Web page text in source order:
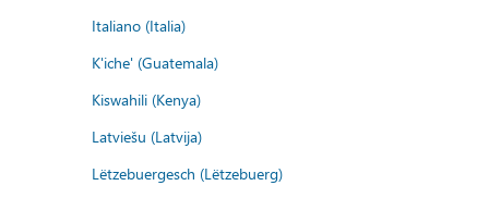
Italiano (Italia)
K'iche' (Guatemala)
Kiswahili (Kenya)
Latviešu (Latvija)
Lëtzebuergesch (Lëtzebuerg)